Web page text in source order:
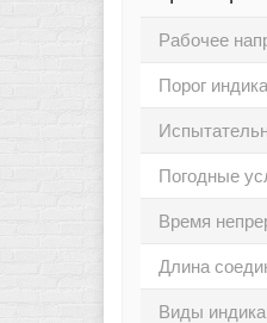
Рабочее
Порог
Погодные
Время
Длина
Виды